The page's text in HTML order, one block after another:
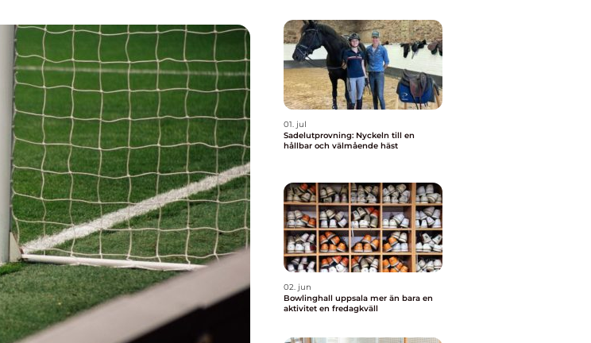
01. jul
Sadelutprovning: Nyckeln till en
hållbar och välmående häst
02. jun
Bowlinghall uppsala mer än bara en
aktivitet en fredagkväll